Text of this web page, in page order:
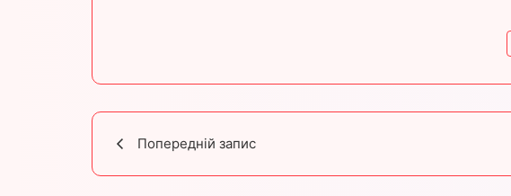
Попередній запис